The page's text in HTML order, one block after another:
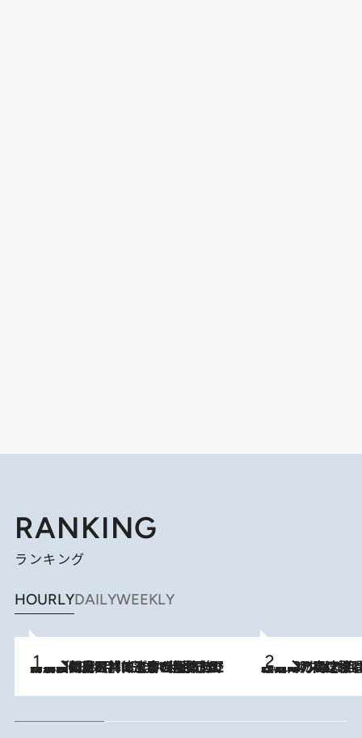
RANKING
ランキング
HOURLYDAILYWEEKLY
2026.8.8
「最後に見られてよかった」上野動物園の東園パンダ舎が解体前に特別公開。8月16日まで延長されたパネル展と共に辿る“半世紀”のパンダ飼育《解体工事の図面あり》 2026.8.7
「湘南乃風に憧れて」観客大盛上がりの“タオル回し”に、ラッパー顔負けの高速歌唱まで…さだまさし（74）のアグレッシブすぎる現在地